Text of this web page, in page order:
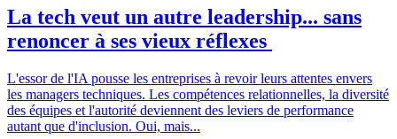
La tech veut un autre leadership... sans
renoncer à ses vieux réflexes
L'essor de l'IA pousse les entreprises à revoir leurs attentes envers
les managers techniques. Les compétences relationnelles, la diversité
des équipes et l'autorité deviennent des leviers de performance
autant que d'inclusion. Oui, mais...